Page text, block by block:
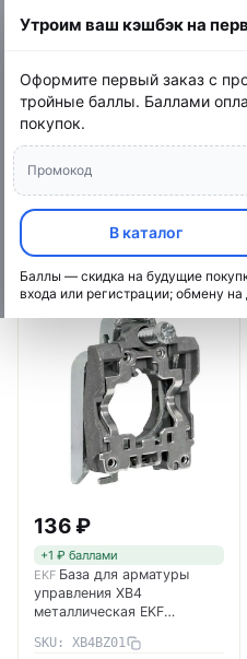
Главная/Каталог/
Адаптер для устройств
Адаптер для
управления и
Товаров: 6
136 ₽
+1 ₽ баллами
EKF База для арматуры
управления XB4
металлическая EKF
SKU: XB4BZ01
Утроим ваш кэшбэк на
Оформите первый заказ с
тройные баллы. Баллами
покупок.
Промокод
В каталог
Баллы — скидка на будущие
входа или регистрации; обмену